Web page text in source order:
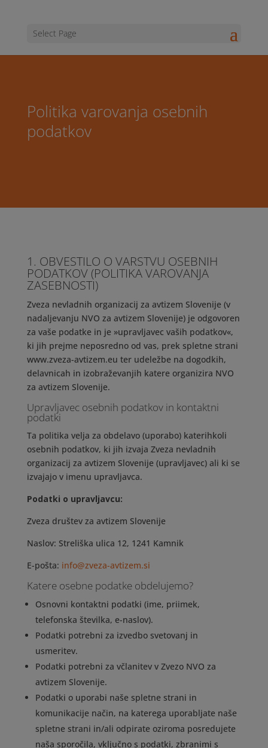
Select Page
Politika varovanja osebnih
podatkov
1. OBVESTILO O VARSTVU OSEBNIH
PODATKOV (POLITIKA VAROVANJA
ZASEBNOSTI)
Zveza nevladnih organizacij za avtizem Slovenije (v
nadaljevanju NVO za avtizem Slovenije) je odgovoren
za vaše podatke in je »upravljavec vaših podatkov«,
ki jih prejme neposredno od vas, prek spletne strani
www.zveza-avtizem.eu ter udeležbe na dogodkih,
delavnicah in izobraževanjih katere organizira NVO
za avtizem Slovenije.
Upravljavec osebnih podatkov in kontaktni
podatki
Ta politika velja za obdelavo (uporabo) katerihkoli
osebnih podatkov, ki jih izvaja Zveza nevladnih
organizacij za avtizem Slovenije (upravljavec) ali ki se
izvajajo v imenu upravljavca.
Podatki o upravljavcu:
Zveza društev za avtizem Slovenije
Naslov: Streliška ulica 12, 1241 Kamnik
E-pošta: info@zveza-avtizem.si
Katere osebne podatke obdelujemo?
Osnovni kontaktni podatki (ime, priimek,
telefonska številka, e-naslov).
Podatki potrebni za izvedbo svetovanj in
usmeritev.
Podatki potrebni za včlanitev v Zvezo NVO za
avtizem Slovenije.
Podatki o uporabi naše spletne strani in
komunikacije način, na katerega uporabljate naše
spletne strani in/ali odpirate oziroma posredujete
naša sporočila, vključno s podatki, zbranimi s